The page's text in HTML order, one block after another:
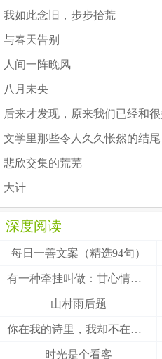
我如此念旧，步步拾荒
与春天告别
人间一阵晚风
八月未央
文学里那些令人久久怅然的结尾
悲欣交集的荒芜
大计
深度阅读
每日一善文案（精选94句）
有一种牵挂叫做：甘心情愿！
山村雨后题
你在我的诗里，我却不在你的梦里
时光是个看客